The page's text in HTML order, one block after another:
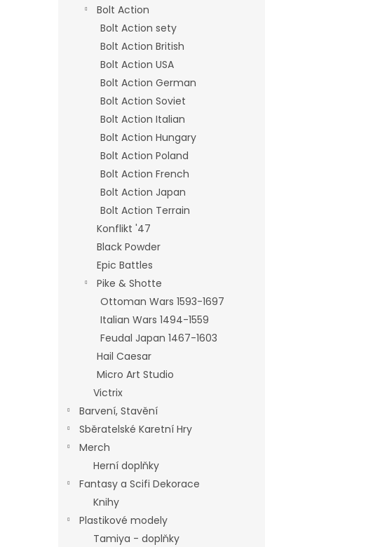
Bolt Action
Bolt Action sety
Bolt Action British
Bolt Action USA
Bolt Action German
Bolt Action Soviet
Bolt Action Italian
Bolt Action Hungary
Bolt Action Poland
Bolt Action French
Bolt Action Japan
Bolt Action Terrain
Konflikt '47
Black Powder
Epic Battles
Pike & Shotte
Ottoman Wars 1593-1697
Italian Wars 1494-1559
Feudal Japan 1467-1603
Hail Caesar
Micro Art Studio
Victrix
Barvení, Stavění
Sběratelské Karetní Hry
Merch
Herní doplňky
Fantasy a Scifi Dekorace
Knihy
Plastikové modely
Tamiya - doplňky